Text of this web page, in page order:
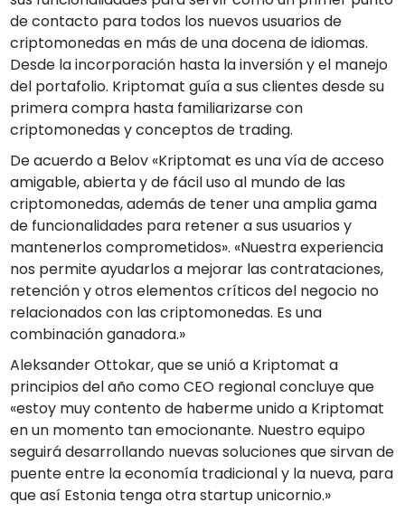
de contacto para todos los nuevos usuarios de
criptomonedas en más de una docena de idiomas.
Desde la incorporación hasta la inversión y el manejo
del portafolio. Kriptomat guía a sus clientes desde su
primera compra hasta familiarizarse con
criptomonedas y conceptos de trading.
De acuerdo a Belov «Kriptomat es una vía de acceso
amigable, abierta y de fácil uso al mundo de las
criptomonedas, además de tener una amplia gama
de funcionalidades para retener a sus usuarios y
mantenerlos comprometidos». «Nuestra experiencia
nos permite ayudarlos a mejorar las contrataciones,
retención y otros elementos críticos del negocio no
relacionados con las criptomonedas. Es una
combinación ganadora.»
Aleksander Ottokar, que se unió a Kriptomat a
principios del año como CEO regional concluye que
«estoy muy contento de haberme unido a Kriptomat
en un momento tan emocionante. Nuestro equipo
seguirá desarrollando nuevas soluciones que sirvan de
puente entre la economía tradicional y la nueva, para
que así Estonia tenga otra startup unicornio.»